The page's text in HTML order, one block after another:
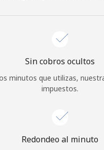
Iniciar Sesión
o
Continuar con
Sin cobros ocultos
minutos que utilizas,
impuestos.
Redondeo al minuto